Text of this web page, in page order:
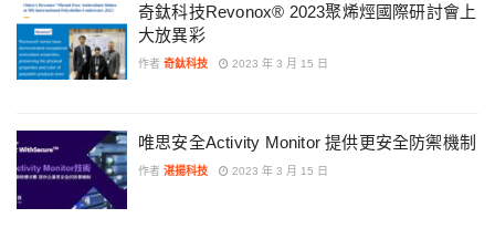
奇鈦科技Revonox® 2023聚烯烴國際研討會上
大放異彩
作者 奇鈦科技 2023 年 3 月 15 日
唯思安全Activity Monitor 提供更安全防禦機制
作者 湛揚科技 2023 年 3 月 15 日